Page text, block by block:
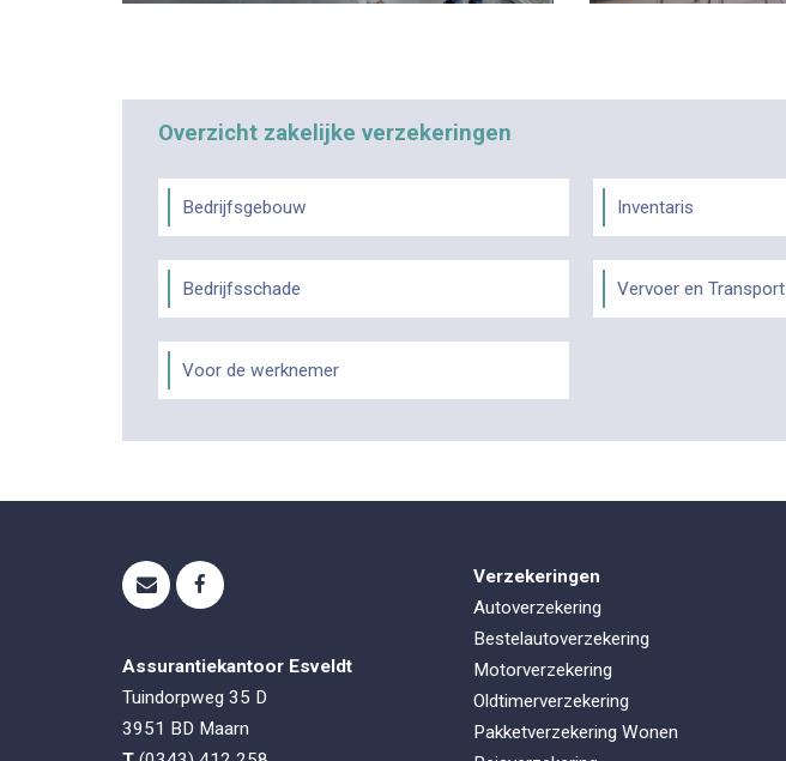
Overzicht zakelijke verzekeringen
Bedrijfsgebouw Inventaris
Bedrijfsschade Vervoer en Transport
Voor de werknemer
Assurantiekantoor Esveldt
Tuindorpweg 35 D
3951 BD Maarn
Verzekeringen
Autoverzekering
Bestelautoverzekering
Motorverzekering
Oldtimerverzekering
Pakketverzekering Wonen